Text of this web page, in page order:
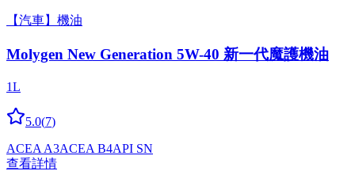
【汽車】機油
Molygen New Gener­a­tion 5W-40 新一代魔護機油
1L
5.0(7)
ACEA A3ACEA B4API SN
查看詳情